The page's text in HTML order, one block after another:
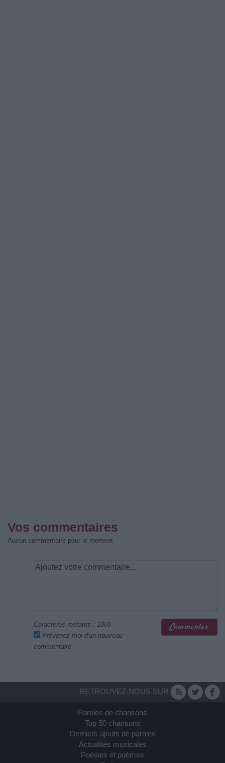
Vos commentaires
Aucun commentaire pour le moment
Caractères restants : 1000
Prévenez-moi d'un nouveau
commentaire
RETROUVEZ-NOUS SUR
Paroles de chansons
Top 50 chansons
Derniers ajouts de paroles
Actualités musicales
Poésies et poèmes